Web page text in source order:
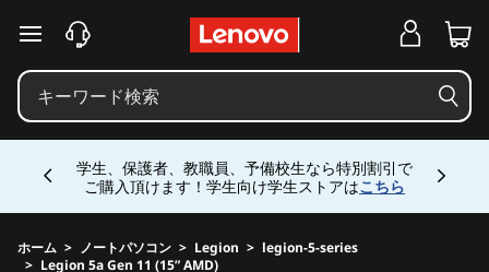
p
a
メインコンテンツにスキップする
学生、保護者、教職員、予備校生なら特別割引で
ご購入頂けます！学生向け学生ストアはこちら
ホーム > ノートパソコン > Legion > legion-5-series
> Legion 5a Gen 11 (15” AMD)